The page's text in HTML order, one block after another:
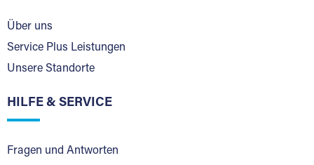
Über uns
Service Plus Leistungen
Unsere Standorte
HILFE & SERVICE
Fragen und Antworten